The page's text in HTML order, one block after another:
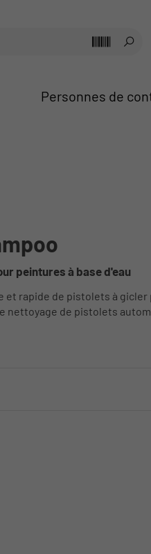
Personnes de
peintures à base d'eau
et rapide de pistolets à
nettoyage de pistolets